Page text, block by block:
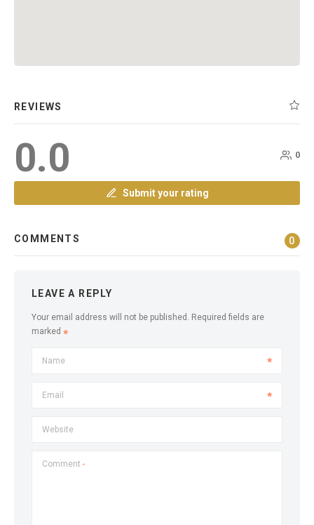
REVIEWS
0.0 0
Submit your rating
COMMENTS 0
LEAVE A REPLY
Your email address will not be published. Required fields are
marked
Name
Email
Website
Comment *